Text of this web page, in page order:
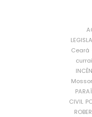
Ceará
CIVIL